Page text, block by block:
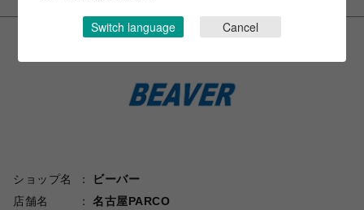
ショップ名
ビーバー
店舗名
名古屋PARCO
Switch language Cancel